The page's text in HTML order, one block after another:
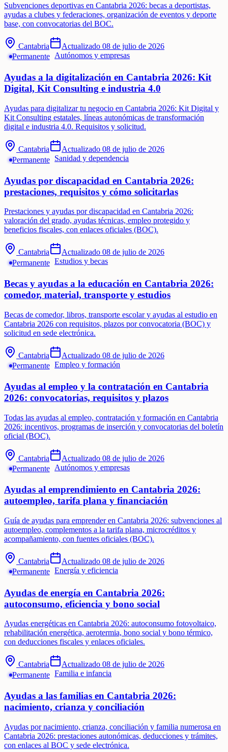
Subvenciones deportivas en Cantabria 2026: becas a deportistas,
ayudas a clubes y federaciones, organización de eventos y deporte
base, con convocatorias del BOC.
Cantabria Actualizado 08 de julio de 2026
Permanente
Autónomos y empresas
Ayudas a la digitalización en Cantabria 2026: Kit
Digital, Kit Consulting e industria 4.0
Ayudas para digitalizar tu negocio en Cantabria 2026: Kit Digital y
Kit Consulting estatales, líneas autonómicas de transformación
digital e industria 4.0. Requisitos y solicitud.
Cantabria Actualizado 08 de julio de 2026
Permanente
Sanidad y dependencia
Ayudas por discapacidad en Cantabria 2026:
prestaciones, requisitos y cómo solicitarlas
Prestaciones y ayudas por discapacidad en Cantabria 2026:
valoración del grado, ayudas técnicas, empleo protegido y
beneficios fiscales, con enlaces oficiales (BOC).
Cantabria Actualizado 08 de julio de 2026
Permanente Estudios y becas
Becas y ayudas a la educación en Cantabria 2026:
comedor, material, transporte y estudios
Becas de comedor, libros, transporte escolar y ayudas al estudio en
Cantabria 2026 con requisitos, plazos por convocatoria (BOC) y
solicitud en sede electrónica.
Cantabria Actualizado 08 de julio de 2026
Permanente Empleo y formación
Ayudas al empleo y la contratación en Cantabria
2026: convocatorias, requisitos y plazos
Todas las ayudas al empleo, contratación y formación en Cantabria
2026: incentivos, programas de inserción y convocatorias del boletín
oficial (BOC).
Cantabria Actualizado 08 de julio de 2026
Permanente
Autónomos y empresas
Ayudas al emprendimiento en Cantabria 2026:
autoempleo, tarifa plana y financiación
Guía de ayudas para emprender en Cantabria 2026: subvenciones al
autoempleo, complementos a la tarifa plana, microcréditos y
acompañamiento, con fuentes oficiales (BOC).
Cantabria Actualizado 08 de julio de 2026
Permanente Energía y eficiencia
Ayudas de energía en Cantabria 2026:
autoconsumo, eficiencia y bono social
Ayudas energéticas en Cantabria 2026: autoconsumo fotovoltaico,
rehabilitación energética, aerotermia, bono social y bono térmico,
con deducciones fiscales y enlaces oficiales.
Cantabria Actualizado 08 de julio de 2026
Permanente Familia e infancia
Ayudas a las familias en Cantabria 2026:
nacimiento, crianza y conciliación
Ayudas por nacimiento, crianza, conciliación y familia numerosa en
Cantabria 2026: prestaciones autonómicas, deducciones y trámites,
con enlaces al BOC y sede electrónica.